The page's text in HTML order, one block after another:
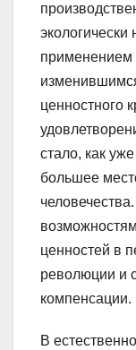
применением
ценностного
стало, как
большее
ценностей в
революции и
компенсации.
В